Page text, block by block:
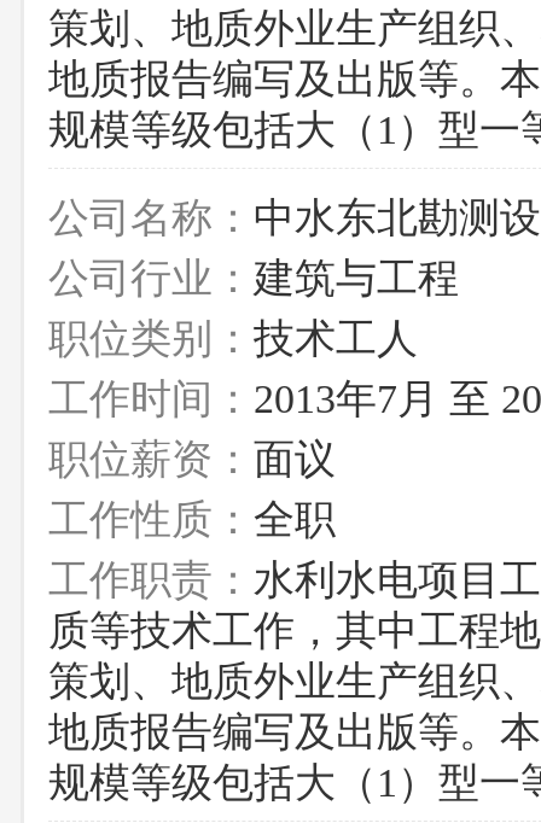
策划、地质外业生产组织
地质报告编写及出版等。
规模等级包括大（1）型一
公司名称： 中水东北勘测
公司行业： 建筑与工程
职位类别： 技术工人
工作时间： 2013年7月 至
职位薪资： 面议
工作性质： 全职
工作职责： 水利水电项目
质等技术工作，其中工程
策划、地质外业生产组织
地质报告编写及出版等。
规模等级包括大（1）型一